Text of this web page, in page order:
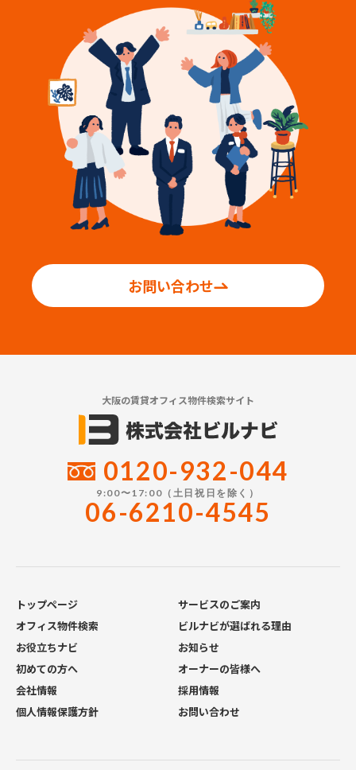
お問い合わせ
大阪の賃貸オフィス物件検索サイト
0120-932-044
9:00〜17:00（土日祝日を除く）
06-6210-4545
トップページ
サービスのご案内
オフィス物件検索
ビルナビが選ばれる理由
お役立ちナビ
お知らせ
初めての方へ
オーナーの皆様へ
会社情報
採用情報
個人情報保護方針
お問い合わせ